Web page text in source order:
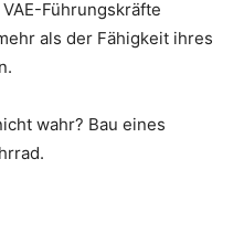
Führungskräfte
als der Fähigkeit ihres
wahr? Bau eines